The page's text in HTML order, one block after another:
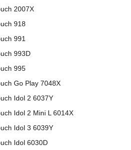
2007X
918
991
993D
995
Go Play 7048X
Idol 2 6037Y
Idol 2 Mini L 6014X
Idol 3 6039Y
Idol 6030D